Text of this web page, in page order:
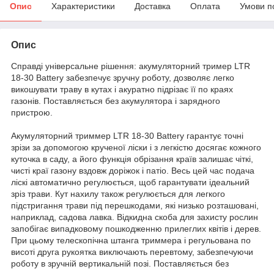
Опис Характеристики Доставка Оплата Умови
Опис
Справді універсальне рішення: акумуляторний тример LTR
18-30 Battery забезпечує зручну роботу, дозволяє легко
викошувати траву в кутах і акуратно підрізає її по краях
газонів. Поставляється без акумулятора і зарядного
пристрою.
Акумуляторний триммер LTR 18-30 Battery гарантує точні
зрізи за допомогою крученої ліски і з легкістю досягає кожного
куточка в саду, а його функція обрізання країв залишає чіткі,
чисті краї газону вздовж доріжок і патіо. Весь цей час подача
ліскі автоматично регулюється, щоб гарантувати ідеальний
зріз трави. Кут нахилу також регулюється для легкого
підстригання трави під перешкодами, які низько розташовані,
наприклад, садова лавка. Відкидна скоба для захисту рослин
запобігає випадковому пошкодженню прилеглих квітів і дерев.
При цьому телескопічна штанга триммера і регульована по
висоті друга рукоятка виключають перевтому, забезпечуючи
роботу в зручній вертикальній позі. Поставляється без